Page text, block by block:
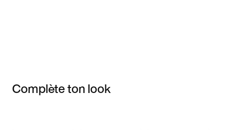
Complète ton look